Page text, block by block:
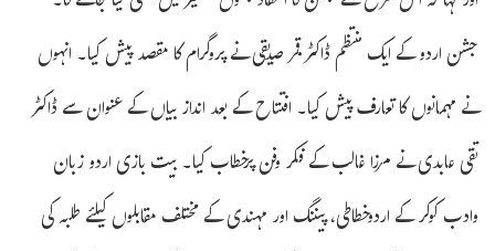
جشن اردو کے ایک منتظم ڈاکٹر قمر صدیقی نے پروگرام کا مقصد پیش کیا۔ انہوں
نے مہمانوں کا تعارف پیش کیا۔ افتتاح کے بعد انداز بیاں کے عنوان سے ڈاکٹر
تقی عابدی نے مرزا غالب کے فکر وفن پرخطاب کیا۔ بیت بازی اردو زبان
وادب کوکر کے اردوخطاطی، پیننگ اور مہندی کے مختلف مقابلوں کیلئے طلبہ کی